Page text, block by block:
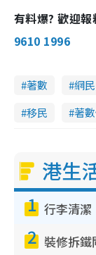
t
e
有料爆? 歡迎
9610 1996
著數 網
移民
著
港生
1
2